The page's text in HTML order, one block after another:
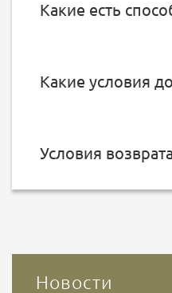
Какие есть
Какие условия
Условия
Новости